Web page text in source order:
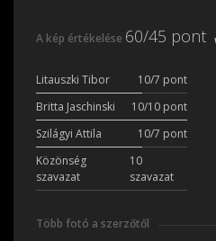
A kép értékelése 60/45 pont
Litauszki Tibor 10/7 pont
Britta Jaschinski
10/10 pont
Szilágyi Attila
10/7 pont
Közönség
szavazat
10
szavazat
Több fotó a szerzőtől